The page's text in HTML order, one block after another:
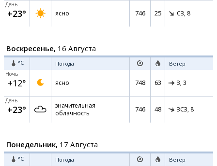
День
+23° ясно 746 25 СЗ, 8
Воскресенье, 16 Августа
°C Погода Ветер
Ночь
+12° ясно 748 63 З, 3
День
+23°
значительная
облачность
746 48 ЗСЗ, 8
Понедельник, 17 Августа
°C Погода Ветер